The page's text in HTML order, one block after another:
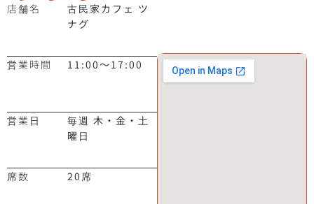
店舗名
古民家カフェ ツ
ナグ
営業時間 11:00～17:00
営業日
毎週 木・金・土
曜日
席数 20席